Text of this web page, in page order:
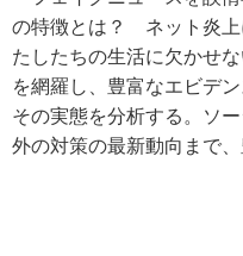
の特徴とは？ ネット炎
たしたちの生活に欠かせ
を網羅し、豊富なエビデ
その実態を分析する。ソ
外の対策の最新動向まで